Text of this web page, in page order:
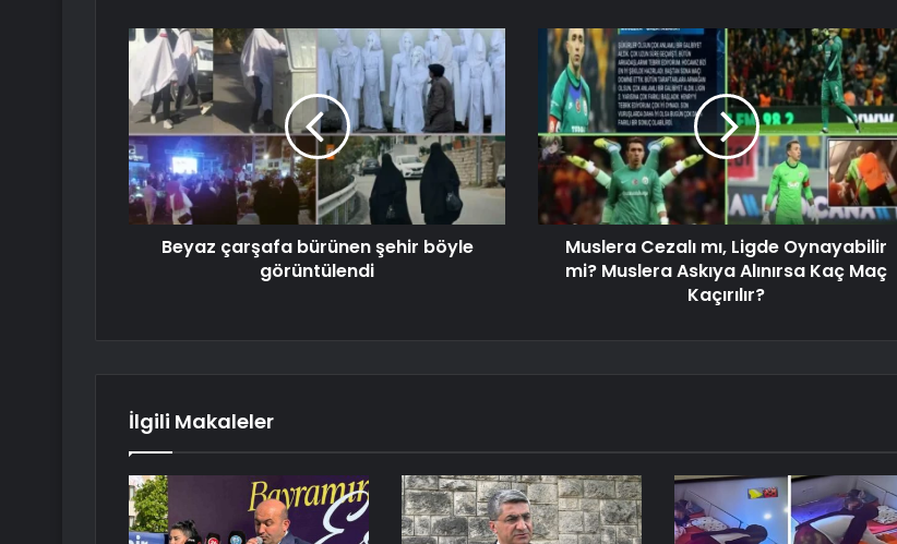
Beyaz çarşafa bürünen şehir böyle
görüntülendi
Muslera Cezalı mı, Ligde Oynayabilir
mi? Muslera Askıya Alınırsa Kaç Maç
Kaçırılır?
İlgili Makaleler